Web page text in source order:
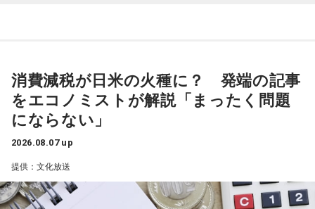
寺内：オフィス街のイメージだけど、住まわれている方もい
るんですね。
三輪田：マンションの方もいらっしゃいますが、一軒家で昔
からこの芝の地域に住まわれていた方が今でもたくさんいら
っしゃいますよ。
ると思うんですけど、温かくこの子を迎えて、いい町内会に
していただければ」
水谷「素晴らしい」
変わると思うのよ」
か、インフレ抑制策を実行するか。私なら後者を優先する」
と話したといいます。自民党内では、トランプ政権が積極財
政の修正を求めるシナリオを警戒する声が上がりました。閣
僚経験者の一人は「アメリカが消費税の減税や歳出増にどれ
ほど注文をつけるのか見極める必要がある」このように強調
したといいます。消費税減税が日米関係の新たな火種に浮上
という。アメリカの政府高官が言ったということなんです
消費減税が日米の火種に？ 発端の記事
をエコノミストが解説「まったく問題
にならない」
2026.08.07 up
提供：文化放送